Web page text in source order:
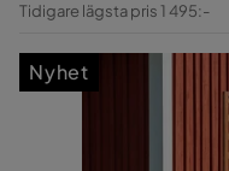
Tidigare lägsta pris 1 495:-
Nyhet